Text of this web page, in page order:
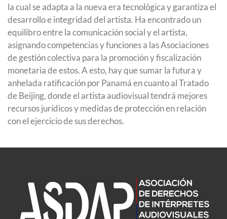
la cual se adapta a la nueva era tecnológica y garantiza el
desarrollo e integridad del artista. Ha encontrado un
equilibro entre la comunicación social y el artista,
asignando competencias y funciones a las Asociaciones
de gestión colectiva para la promoción y fiscalización
monetaria de estos. A esto, hay que sumar la futura y
anhelada ratificación por Panamá en cuanto al Tratado
de Beijing, donde el artista audiovisual tendrá mejores
recursos jurídicos y medidas de protección en relación
con el ejercicio de sus derechos.